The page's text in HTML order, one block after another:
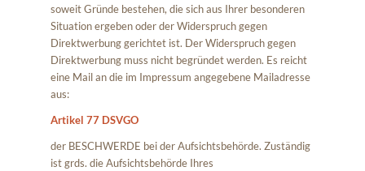
soweit Gründe bestehen, die sich aus Ihrer besonderen
Situation ergeben oder der Widerspruch gegen
Direktwerbung gerichtet ist. Der Widerspruch gegen
Direktwerbung muss nicht begründet werden. Es reicht
eine Mail an die im Impressum angegebene Mailadresse
aus:
Artikel 77 DSVGO
der BESCHWERDE bei der Aufsichtsbehörde. Zuständig
ist grds. die Aufsichtsbehörde Ihres